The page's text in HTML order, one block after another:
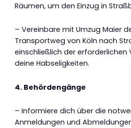
Räumen, um den Einzug in
– Vereinbare mit Umzug Maier
Transportweg von Köln nach
einschließlich der erforderlichen
deine Habseligkeiten.
4. Behördengänge
– Informiere dich über die
Anmeldungen und